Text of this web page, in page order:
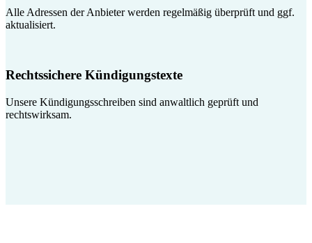
Alle Adressen der Anbieter werden regelmäßig überprüft und ggf.
aktualisiert.
Rechtssichere Kündigungstexte
Unsere Kündigungsschreiben sind anwaltlich geprüft und
rechtswirksam.